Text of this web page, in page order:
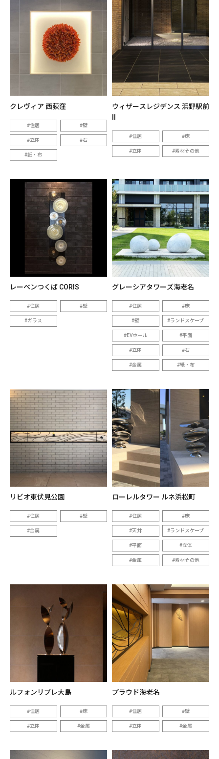
クレヴィア 西荻窪
住居 壁
立体 石
紙・布
ウィザースレジデンス 浜野駅前
住居 床
立体 素材その他
レーベンつくば CORIS
住居 壁
ガラス
グレーシアタワーズ海老名
住居 床
壁 ランドスケープ
EVホール 平面
立体 石
金属 紙・布
リビオ東伏見公園
住居 壁
金属
ローレルタワー ルネ浜松町
住居 床
天井 ランドスケープ
平面 立体
金属 素材その他
ルフォンリブレ大島
住居 床
立体 金属
プラウド海老名
住居 壁
立体 金属